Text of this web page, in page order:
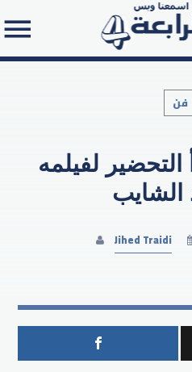
Search in
فن
التحضير لفيلمه
الشايب
Jihed Traidi